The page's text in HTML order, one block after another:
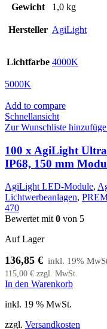
Gewicht
1,0 kg
Hersteller AgiLight
Lichtfarbe 4000K
5000K
Add to compare
Schnellansicht
Zur Wunschliste
100 x AgiLight
IP68, 150 mm
AgiLight LED-Module,
Lichtwerbeanlagen,
470
Bewertet mit 0 von 5
Auf Lager
136,85 €
115,00 € zzgl. MwSt.
In den Warenkorb
inkl. 19 % MwSt.
zzgl. Versandkosten